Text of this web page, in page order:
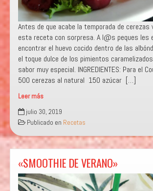
Antes de que acabe la temporada de cerezas
esta receta con sorpresa. A l@s peques les
encontrar el huevo cocido dentro de las
el toque dulce de los pimientos
sabor muy especial. INGREDIENTES: Para el
500 cerezas al natural 150 azúcar […]
Leer más
«SCOTTISH
EGGS»julio 30, 2019
Publicado en Recetas
«SMOOTHIE DE VERANO»